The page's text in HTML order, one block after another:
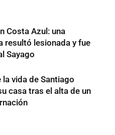
Costa Azul: una
resultó lesionada y fue
Sayago
vida de Santiago
casa tras el alta de un